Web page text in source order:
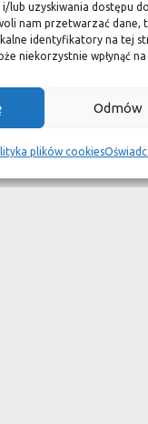
lub uzyskiwania dostępu
nam przetwarzać dane,
identyfikatory na tej
niekorzystnie wpłynąć
Odmów
plików cookies
jak w luksusowym
wieki
jest dużo krótsza.
sztuki."